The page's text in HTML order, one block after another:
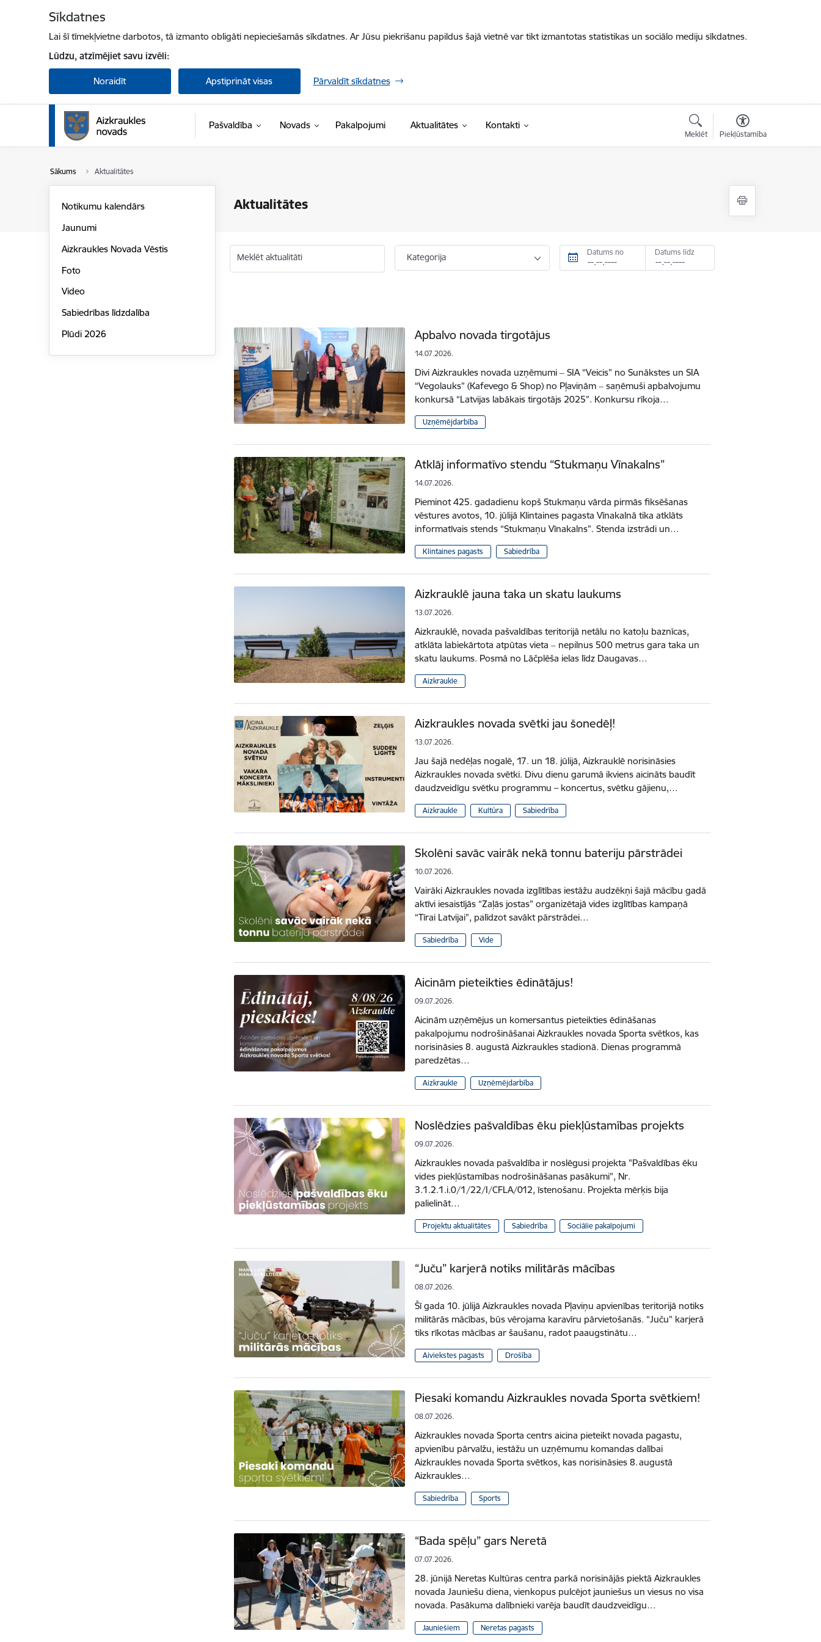
Sīkdatnes
Lai šī tīmekļvietne darbotos, tā izmanto obligāti nepieciešamās sīkdatnes. Ar Jūsu piekrišanu papildus šajā vietnē var tikt izmantotas statistikas un sociālo mediju sīkdatnes.
Lūdzu, atzīmējiet savu izvēli:
Noraidīt Apstiprināt visas Pārvaldīt sīkdatnes
Pašvaldība Novads Pakalpojumi Aktualitātes Kontakti
Meklēt Piekļūstamība
Sākums Aktualitātes
Aktualitātes
Notikumu kalendārs
Jaunumi
Aizkraukles Novada Vēstis
Foto
Video
Sabiedrības līdzdalība
Plūdi 2026
Meklēt aktualitāti Kategorija Datums no Datums līdz
Apbalvo novada tirgotājus
14.07.2026.
Divi Aizkraukles novada uzņēmumi ‒ SIA “Veicis” no Sunākstes un SIA
“Vegolauks” (Kafevego & Shop) no Pļaviņām ‒ saņēmuši apbalvojumu
konkursā “Latvijas labākais tirgotājs 2025”. Konkursu rīkoja…
Uzņēmējdarbība
Atklāj informatīvo stendu “Stukmaņu Vīnakalns”
14.07.2026.
Pieminot 425. gadadienu kopš Stukmaņu vārda pirmās fiksēšanas
vēstures avotos, 10. jūlijā Klintaines pagasta Vīnakalnā tika atklāts
informatīvais stends “Stukmaņu Vīnakalns”. Stenda izstrādi un…
Klintaines pagasts Sabiedrība
Aizkrauklē jauna taka un skatu laukums
13.07.2026.
Aizkrauklē, novada pašvaldības teritorijā netālu no katoļu baznīcas,
atklāta labiekārtota atpūtas vieta ‒ nepilnus 500 metrus gara taka un
skatu laukums. Posmā no Lāčplēša ielas līdz Daugavas…
Aizkraukle
Aizkraukles novada svētki jau šonedēļ!
13.07.2026.
Jau šajā nedēļas nogalē, 17. un 18. jūlijā, Aizkrauklē norisināsies
Aizkraukles novada svētki. Divu dienu garumā ikviens aicināts baudīt
daudzveidīgu svētku programmu – koncertus, svētku gājienu,…
Aizkraukle Kultūra Sabiedrība
Skolēni savāc vairāk nekā tonnu bateriju pārstrādei
10.07.2026.
Vairāki Aizkraukles novada izglītības iestāžu audzēkņi šajā mācību gadā
aktīvi iesaistījās “Zaļās jostas” organizētajā vides izglītības kampaņā
“Tīrai Latvijai”, palīdzot savākt pārstrādei…
Sabiedrība Vide
Aicinām pieteikties ēdinātājus!
09.07.2026.
Aicinām uzņēmējus un komersantus pieteikties ēdināšanas
pakalpojumu nodrošināšanai Aizkraukles novada Sporta svētkos, kas
norisināsies 8. augustā Aizkraukles stadionā. Dienas programmā
paredzētas…
Aizkraukle Uzņēmējdarbība
Noslēdzies pašvaldības ēku piekļūstamības projekts
09.07.2026.
Aizkraukles novada pašvaldība ir noslēgusi projekta "Pašvaldības ēku
vides piekļūstamības nodrošināšanas pasākumi", Nr.
3.1.2.1.i.0/1/22/I/CFLA/012, īstenošanu. Projekta mērķis bija
palielināt…
Projektu aktualitātes Sabiedrība Sociālie pakalpojumi
“Juču” karjerā notiks militārās mācības
08.07.2026.
Šī gada 10. jūlijā Aizkraukles novada Pļaviņu apvienības teritorijā notiks
militārās mācības, būs vērojama karavīru pārvietošanās. “Juču” karjerā
tiks rīkotas mācības ar šaušanu, radot paaugstinātu…
Aiviekstes pagasts Drošība
Piesaki komandu Aizkraukles novada Sporta svētkiem!
08.07.2026.
Aizkraukles novada Sporta centrs aicina pieteikt novada pagastu,
apvienību pārvalžu, iestāžu un uzņēmumu komandas dalībai
Aizkraukles novada Sporta svētkos, kas norisināsies 8. augustā
Aizkraukles…
Sabiedrība Sports
“Bada spēļu” gars Neretā
07.07.2026.
28. jūnijā Neretas Kultūras centra parkā norisinājās piektā Aizkraukles
novada Jauniešu diena, vienkopus pulcējot jauniešus un viesus no visa
novada. Pasākuma dalībnieki varēja baudīt daudzveidīgu…
Jauniešiem Neretas pagasts